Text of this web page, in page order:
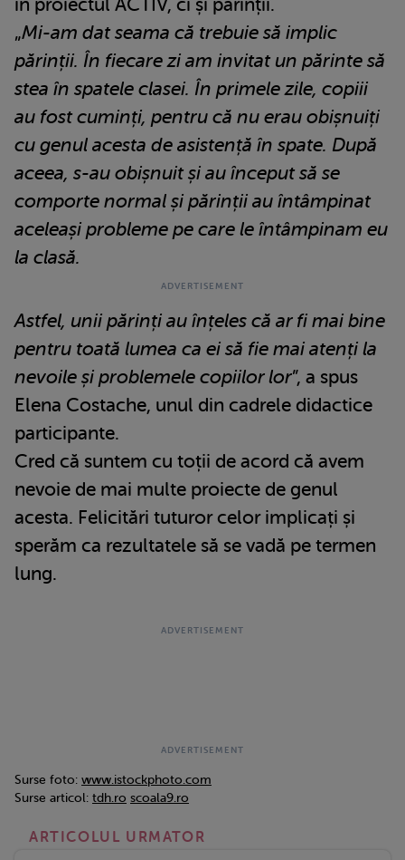
în proiectul ACTIV, ci și părinții.
„Mi-am dat seama că trebuie să implic
părinții. În fiecare zi am invitat un părinte să
stea în spatele clasei. În primele zile, copiii
au fost cuminți, pentru că nu erau obișnuiți
cu genul acesta de asistență în spate. După
aceea, s-au obișnuit și au început să se
comporte normal și părinții au întâmpinat
aceleași probleme pe care le întâmpinam eu
la clasă.
Astfel, unii părinți au înțeles că ar fi mai bine
pentru toată lumea ca ei să fie mai atenți la
nevoile și problemele copiilor lor”, a spus
Elena Costache, unul din cadrele didactice
participante.
Cred că suntem cu toții de acord că avem
nevoie de mai multe proiecte de genul
acesta. Felicitări tuturor celor implicați și
sperăm ca rezultatele să se vadă pe termen
lung.
Surse foto: www.istockphoto.com
Surse articol: tdh.ro scoala9.ro
ARTICOLUL URMATOR